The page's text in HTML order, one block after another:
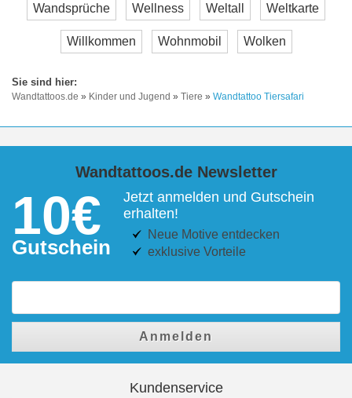
Wandsprüche Wellness Weltall Weltkarte
Willkommen Wohnmobil Wolken
Wandtattoos.de » Kinder und Jugend » Tiere » Wandtattoo Tiersafari
Wandtattoos.de Newsletter
10€
Gutschein
Jetzt anmelden und Gutschein
erhalten!
Neue Motive entdecken
exklusive Vorteile
Anmelden
Kundenservice